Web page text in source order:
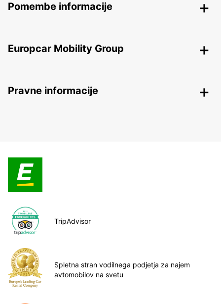
Pomembe informacije
Europcar Mobility Group
Pravne informacije
TripAdvisor
Spletna stran vodilnega podjetja za najem
avtomobilov na svetu